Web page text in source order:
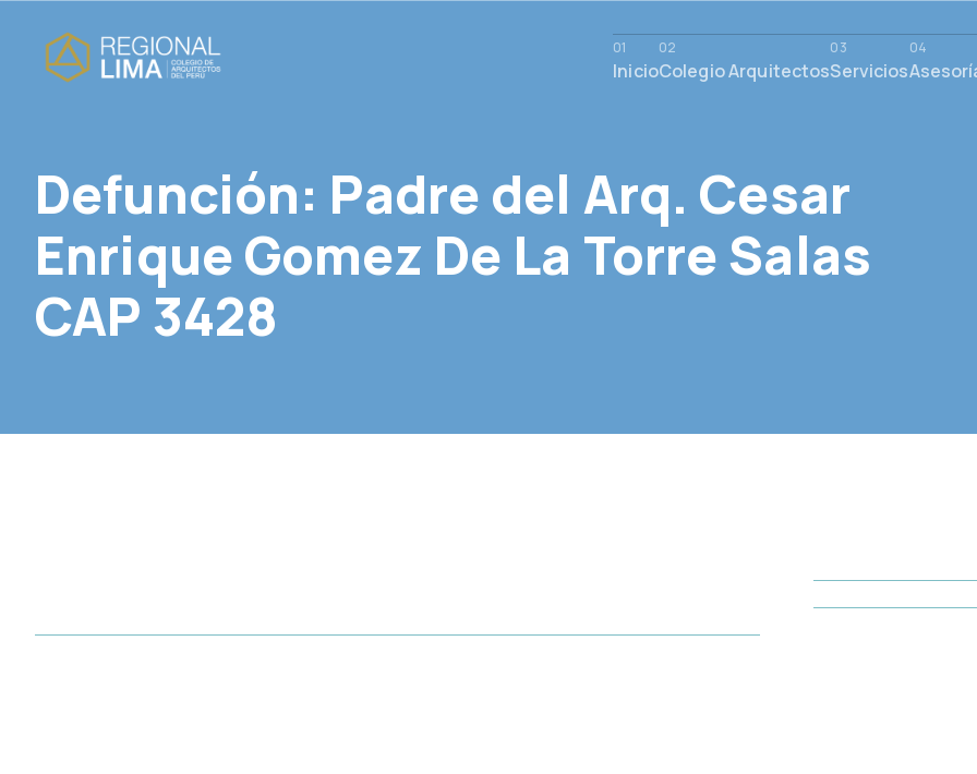
InicioColegio ArquitectosServicios
Defunción: Padre del Arq. Cesar
Enrique Gomez De La Torre Salas
CAP 3428